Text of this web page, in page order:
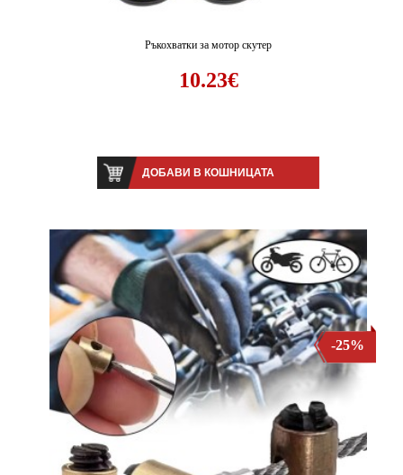
Ръкохватки за мотор скутер
10.23€
ДОБАВИ В КОШНИЦАТА
-25%